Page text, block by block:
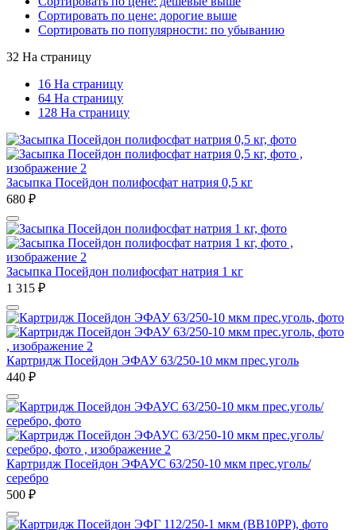
Сортировать по цене: дорогие выше
Сортировать по популярности: по убыванию
32 На страницу
16 На страницу
64 На страницу
128 На страницу
Засыпка Посейдон полифосфат натрия 0,5 кг
680 ₽
Засыпка Посейдон полифосфат натрия 1 кг
1 315 ₽
Картридж Посейдон ЭФАУ 63/250-10 мкм прес.уголь
440 ₽
Картридж Посейдон ЭФАУС 63/250-10 мкм прес.уголь/
серебро
500 ₽